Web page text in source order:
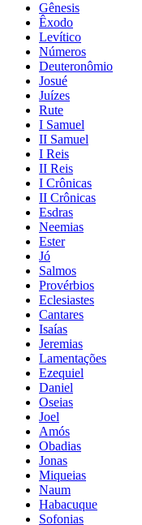
Gênesis
Êxodo
Levítico
Números
Deuteronômio
Josué
Juízes
Rute
I Samuel
II Samuel
I Reis
II Reis
I Crônicas
II Crônicas
Esdras
Neemias
Ester
Jó
Salmos
Provérbios
Eclesiastes
Cantares
Isaías
Jeremias
Lamentações
Ezequiel
Daniel
Oseias
Joel
Amós
Obadias
Jonas
Miqueias
Naum
Habacuque
Sofonias